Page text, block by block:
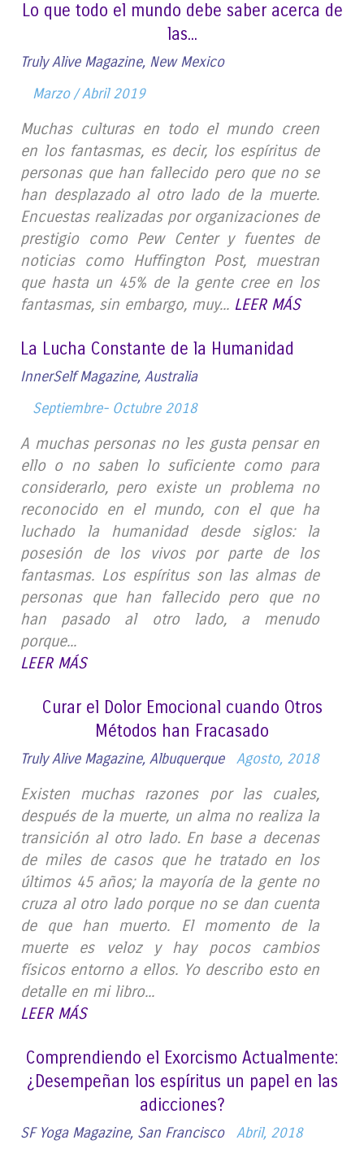
Lo que todo el mundo debe saber acerca de
las...
Truly Alive Magazine, New Mexico
Marzo / Abril 2019
Muchas culturas en todo el mundo creen
en los fantasmas, es decir, los espíritus de
personas que han fallecido pero que no se
han desplazado al otro lado de la muerte.
Encuestas realizadas por organizaciones de
prestigio como Pew Center y fuentes de
noticias como Huffington Post, muestran
que hasta un 45% de la gente cree en los
fantasmas, sin embargo, muy... LEER MÁS
La Lucha Constante de la Humanidad
InnerSelf Magazine, Australia
Septiembre- Octubre 2018
A muchas personas no les gusta pensar en
ello o no saben lo suficiente como para
considerarlo, pero existe un problema no
reconocido en el mundo, con el que ha
luchado la humanidad desde siglos: la
posesión de los vivos por parte de los
fantasmas. Los espíritus son las almas de
personas que han fallecido pero que no
han pasado al otro lado, a menudo
porque...
LEER MÁS
Curar el Dolor Emocional cuando Otros
Métodos han Fracasado
Truly Alive Magazine, Albuquerque Agosto, 2018
Existen muchas razones por las cuales,
después de la muerte, un alma no realiza la
transición al otro lado. En base a decenas
de miles de casos que he tratado en los
últimos 45 años; la mayoría de la gente no
cruza al otro lado porque no se dan cuenta
de que han muerto. El momento de la
muerte es veloz y hay pocos cambios
físicos entorno a ellos. Yo describo esto en
detalle en mi libro...
LEER MÁS
Comprendiendo el Exorcismo Actualmente:
¿Desempeñan los espíritus un papel en las
adicciones?
SF Yoga Magazine, San Francisco Abril, 2018